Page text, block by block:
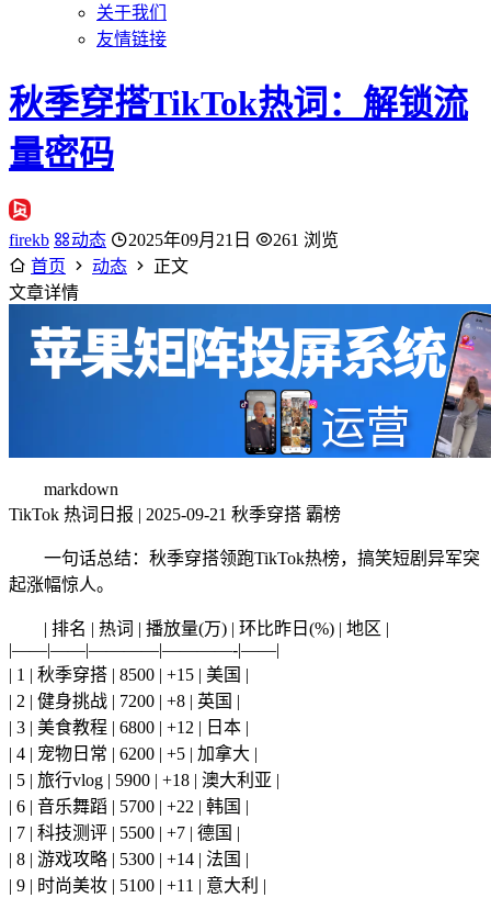
关于我们
友情链接
秋季穿搭TikTok热词：解锁流
量密码
firekb 动态 2025年09月21日
261 浏览
首页
动态
正文
文章详情
markdown
TikTok 热词日报 | 2025-09-21 秋季穿搭 霸榜
一句话总结：秋季穿搭领跑TikTok热榜，搞笑短剧异军突
起涨幅惊人。
| 排名 | 热词 | 播放量(万) | 环比昨日(%) | 地区 |
|——|——|————|————-|——|
| 1 | 秋季穿搭 | 8500 | +15 | 美国 |
| 2 | 健身挑战 | 7200 | +8 | 英国 |
| 3 | 美食教程 | 6800 | +12 | 日本 |
| 4 | 宠物日常 | 6200 | +5 | 加拿大 |
| 5 | 旅行vlog | 5900 | +18 | 澳大利亚 |
| 6 | 音乐舞蹈 | 5700 | +22 | 韩国 |
| 7 | 科技测评 | 5500 | +7 | 德国 |
| 8 | 游戏攻略 | 5300 | +14 | 法国 |
| 9 | 时尚美妆 | 5100 | +11 | 意大利 |